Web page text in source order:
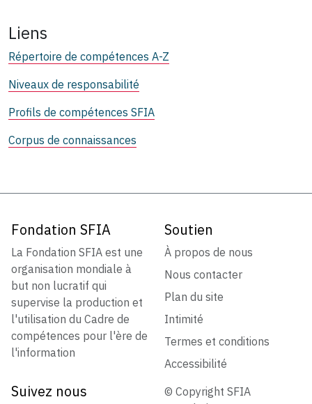
Liens
Répertoire de compétences A-Z
Niveaux de responsabilité
Profils de compétences SFIA
Corpus de connaissances
Fondation SFIA
La Fondation SFIA est une
organisation mondiale à
but non lucratif qui
supervise la production et
l'utilisation du Cadre de
compétences pour l'ère de
l'information
Soutien
À propos de nous
Nous contacter
Plan du site
Intimité
Termes et conditions
Accessibilité
Suivez nous
© Copyright SFIA